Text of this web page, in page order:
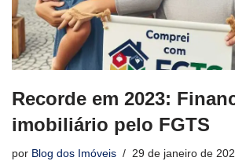
Recorde em 2023:
imobiliário pelo FGTS
por Blog dos Imóveis 29 de janeiro de